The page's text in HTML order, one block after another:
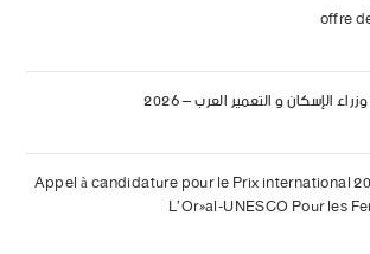
offre
الإسكان و التعمير العرب – 2026
Appel à candidature pour le Prix international
L’Oréal-UNESCO Pour les